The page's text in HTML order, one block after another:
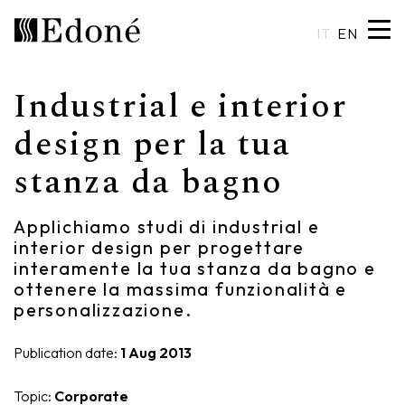
IT EN
Industrial e interior
design per la tua
stanza da bagno
Applichiamo studi di industrial e
interior design per progettare
interamente la tua stanza da bagno e
ottenere la massima funzionalità e
personalizzazione.
Publication date: 1 Aug 2013
Topic: Corporate
Chrono 38/44
Crio
Wall coverings
Mixers
Sanitary ware
Made in Italy
Finishes and Materials
Catalogues